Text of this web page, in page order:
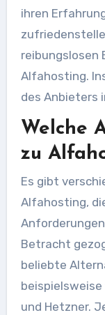
ihren
reibungslosen
Alfahosting.
des Anbieters
Welche
zu
Es gibt
Alfahosting,
Betracht
beliebte
beispielsweise
und Hetzner.